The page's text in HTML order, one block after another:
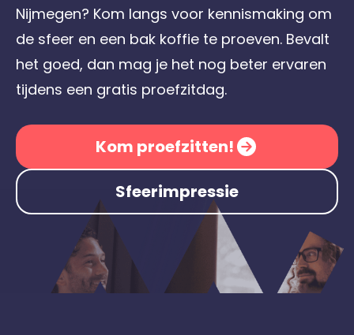
Nijmegen? Kom langs voor kennismaking om
de sfeer en een bak koffie te proeven. Bevalt
het goed, dan mag je het nog beter ervaren
tijdens een gratis proefzitdag.
Kom proefzitten!
Sfeerimpressie